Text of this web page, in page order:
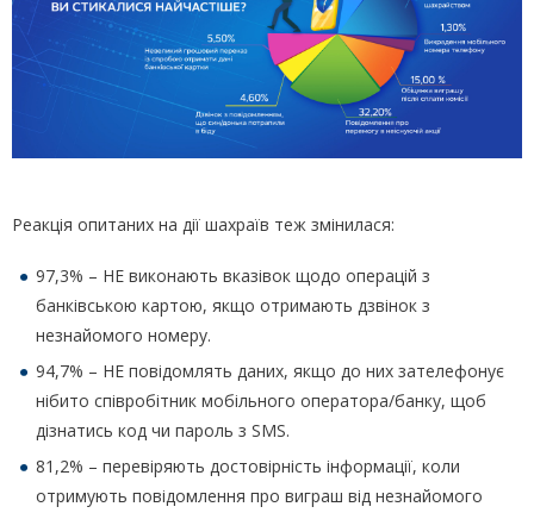
Реакція опитаних на дії шахраїв теж змінилася:
97,3% – НЕ виконають вказівок щодо операцій з
банківською картою, якщо отримають дзвінок з
незнайомого номеру.
94,7% – НЕ повідомлять даних, якщо до них зателефонує
нібито співробітник мобільного оператора/банку, щоб
дізнатись код чи пароль з SMS.
81,2% – перевіряють достовірність інформації, коли
отримують повідомлення про виграш від незнайомого